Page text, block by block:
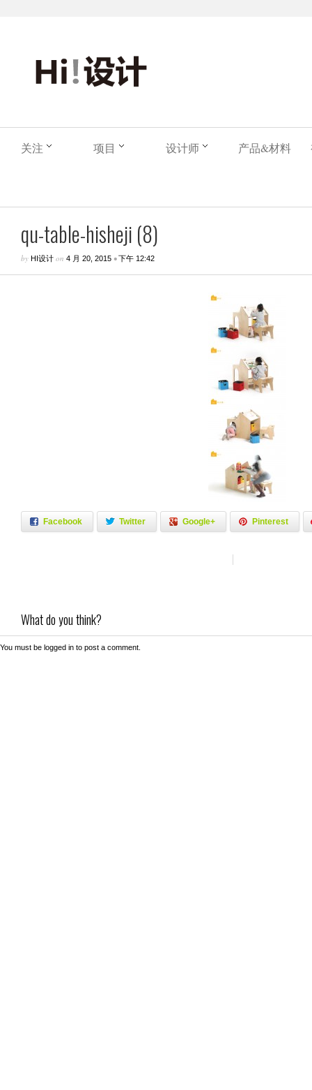
关注 项目 设计师 产品&材料
qu-table-hisheji (8)
by HI设计 on 4 月 20, 2015 •下午 12:42
Facebook Twitter Google+ Pinterest
What do you think?
You must be logged in to post a comment.